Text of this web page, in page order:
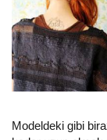
Modeldeki gibi